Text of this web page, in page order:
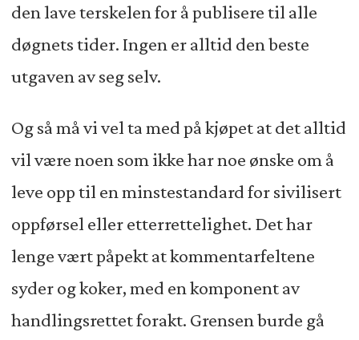
den lave terskelen for å publisere til alle
døgnets tider. Ingen er alltid den beste
utgaven av seg selv.
Og så må vi vel ta med på kjøpet at det alltid
vil være noen som ikke har noe ønske om å
leve opp til en minstestandard for sivilisert
oppførsel eller etterrettelighet. Det har
lenge vært påpekt at kommentarfeltene
syder og koker, med en komponent av
handlingsrettet forakt. Grensen burde gå